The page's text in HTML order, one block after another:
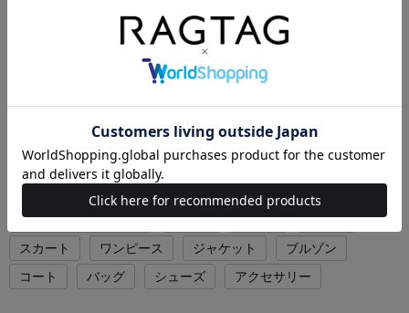
3,000円（税込）
SOLDOUT
bonpoint
ワンピース（その他）
サイズ：140(11T-12T)
3,600円（税込）
bonpoint
1,100円（税込）
bonpointの他のカテゴリから探す
Tシャツ・カットソー シャツ ニット
パンツ
スカート
ワンピース ジャケット
ブルゾン
コート
バッグ シューズ アクセサリー